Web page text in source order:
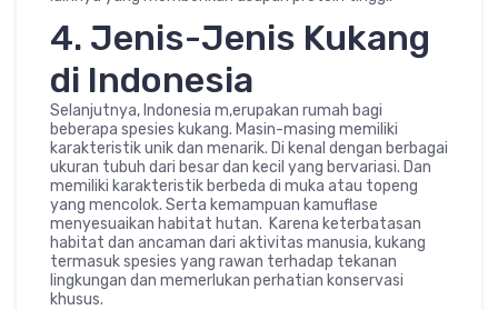
4. Jenis-Jenis Kukang
di Indonesia
Selanjutnya, Indonesia m,erupakan rumah bagi
beberapa spesies kukang. Masin-masing memiliki
karakteristik unik dan menarik. Di kenal dengan berbagai
ukuran tubuh dari besar dan kecil yang bervariasi. Dan
memiliki karakteristik berbeda di muka atau topeng
yang mencolok. Serta kemampuan kamuflase
menyesuaikan habitat hutan. Karena keterbatasan
habitat dan ancaman dari aktivitas manusia, kukang
termasuk spesies yang rawan terhadap tekanan
lingkungan dan memerlukan perhatian konservasi
khusus.